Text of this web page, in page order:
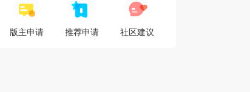
版主申请 推荐申请 社区建议